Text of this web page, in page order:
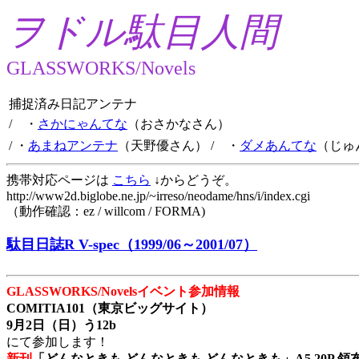
ヲドル駄目人間
GLASSWORKS/Novels
捕捉済み日記アンテナ
/ ・ さかにゃんてな （おさかなさん）
/ ・ あまねアンテナ （天野優さん） / ・ ダメあんてな （じ
携帯対応ページは こちら ↓からどうぞ。
http://www2d.biglobe.ne.jp/~irreso/neodame/hns/i/index.cgi
（動作確認：ez / willcom / FORMA)
駄目日誌R V-spec（1999/06～2001/07）
GLASSWORKS/Novelsイベント参加情報
COMITIA101（東京ビッグサイト）
9月2日（日）う12b
にて参加します！